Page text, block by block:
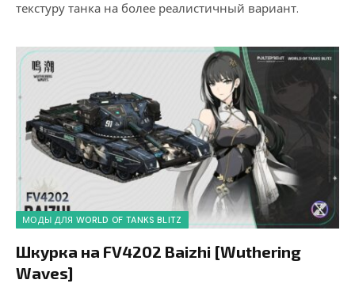
текстуру танка на более реалистичный вариант.
МОДЫ ДЛЯ WORLD OF TANKS BLITZ
Шкурка на FV4202 Baizhi [Wuthering
Waves]